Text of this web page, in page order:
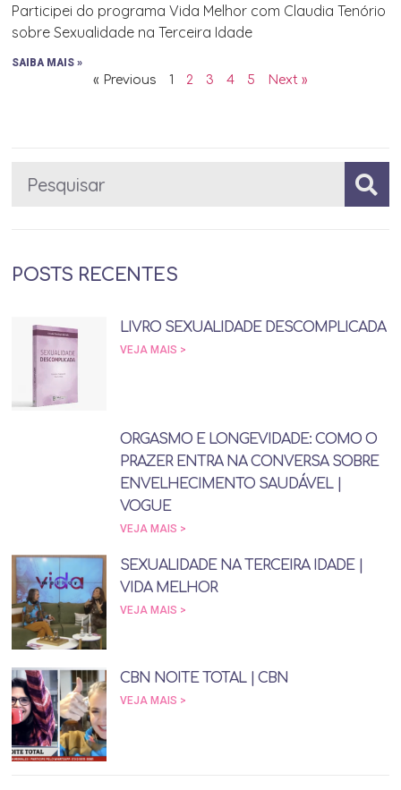
Participei do programa Vida Melhor com Claudia Tenório
sobre Sexualidade na Terceira Idade
SAIBA MAIS »
« Previous 1 2 3 4 5 Next »
POSTS RECENTES
LIVRO SEXUALIDADE DESCOMPLICADA
VEJA MAIS >
ORGASMO E LONGEVIDADE: COMO O
PRAZER ENTRA NA CONVERSA SOBRE
ENVELHECIMENTO SAUDÁVEL |
VOGUE
VEJA MAIS >
SEXUALIDADE NA TERCEIRA IDADE |
VIDA MELHOR
VEJA MAIS >
CBN NOITE TOTAL | CBN
VEJA MAIS >